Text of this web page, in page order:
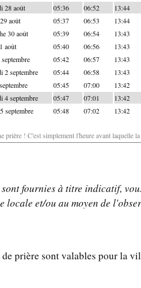
28 août 05:36 06:52 13:44
août 05:37 06:53 13:44
30 août 05:39 06:54 13:43
août 05:40 06:56 13:43
05:42 06:57 13:43
2 septembre 05:44 06:58 13:43
05:45 07:00 13:42
4 septembre 05:47 07:01 13:42
septembre 05:48 07:02 13:42
prière ! C'est simplement l'heure avant laquelle
fournies à titre indicatif,
locale et/ou au moyen de
de prière sont valables pour la